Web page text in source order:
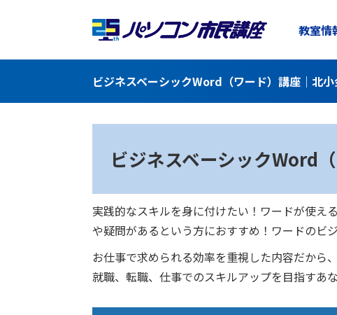
教室情
ビジネスベーシックWord（ワード）講座｜北
ビジネスベーシックWord（
実践的なスキルを身に付けたい！ワードが使え
や疑問があるという方におすすめ！ワードのビ
お仕事で求められる効率を重視した内容だから
就職、転職、仕事でのスキルアップを目指すあ